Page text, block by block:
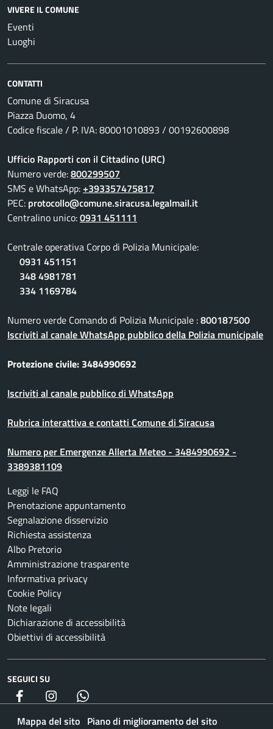
VIVERE IL COMUNE
Eventi
Luoghi
CONTATTI
Comune di Siracusa
Piazza Duomo, 4
Codice fiscale / P. IVA: 80001010893 / 00192600898
Ufficio Rapporti con il Cittadino (URC)
Numero verde:800299507
SMS e WhatsApp:+393357475817
PEC: protocollo@comune.siracusa.legalmail.it
Centralino unico:0931 451111
Centrale operativa Corpo di Polizia Municipale:
0931 451151
348 4981781
334 1169784
Numero verde Comando di Polizia Municipale :800187500
Iscriviti al canale WhatsApp pubblico della Polizia municipale
Protezione civile: 3484990692
Iscriviti al canale pubblico di WhatsApp
Rubrica interattiva e contatti Comune di Siracusa
Numero per Emergenze Allerta Meteo - 3484990692 -
3389381109
Leggi le FAQ
Prenotazione appuntamento
Segnalazione disservizio
Richiesta assistenza
Albo Pretorio
Amministrazione trasparente
Informativa privacy
Cookie Policy
Note legali
Dichiarazione di accessibilità
Obiettivi di accessibilità
SEGUICI SU
Facebook Instagram
Mappa del sito Piano di miglioramento del sito